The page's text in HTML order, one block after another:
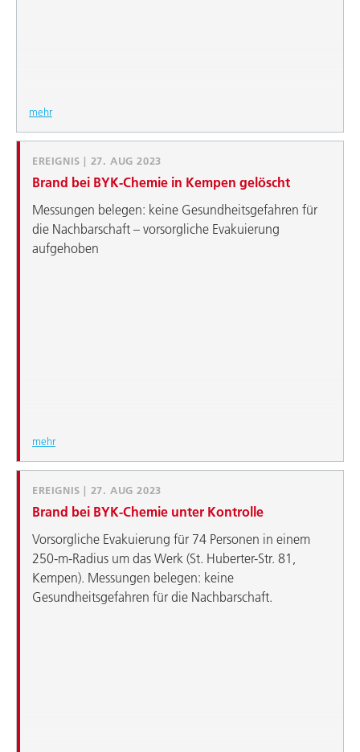
mehr
EREIGNIS | 27. AUG 2023
Brand bei BYK-Chemie in Kempen gelöscht
Messungen belegen: keine Gesundheitsgefahren für
die Nachbarschaft – vorsorgliche Evakuierung
aufgehoben
mehr
EREIGNIS | 27. AUG 2023
Brand bei BYK-Chemie unter Kontrolle
Vorsorgliche Evakuierung für 74 Personen in einem
250-m-Radius um das Werk (St. Huberter-Str. 81,
Kempen). Messungen belegen: keine
Gesundheitsgefahren für die Nachbarschaft.